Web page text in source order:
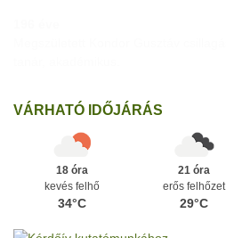
VÁRHATÓ IDŐJÁRÁS
18 óra
kevés felhő
34°C
21 óra
erős felhőzet
29°C